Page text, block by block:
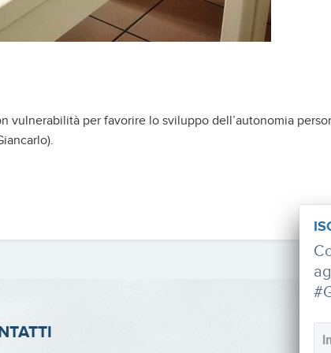
vulnerabilità per favorire lo sviluppo dell’autonomia